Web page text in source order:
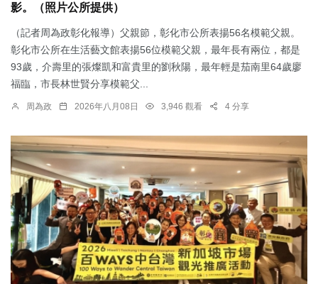
影。（照片公所提供）
（記者周為政彰化報導）父親節，彰化市公所表揚56名模範父親。
彰化市公所在生活藝文館表揚56位模範父親，最年長有兩位，都是
93歲，介壽里的張燦凱和富貴里的劉秋陽，最年輕是茄南里64歲廖
福臨，市長林世賢分享模範父...
周為政 2026年八月08日 3,946 觀看 4 分享